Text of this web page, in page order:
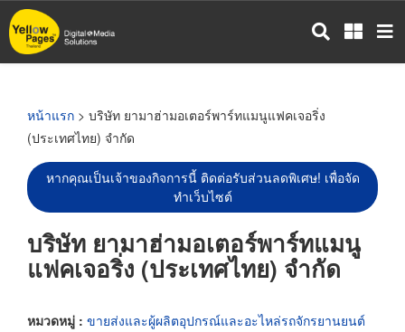
ข้าม
ไป
หน้าแรก > บริษัท ยามาฮ่ามอเตอร์พาร์ทแมนูแฟคเจอริ่ง
(ประเทศไทย) จำกัด
หากคุณเป็นเจ้าของกิจการนี้ ติดต่อรับส่วนลดพิเศษ! เพื่อจัด
ทำเว็บไซต์
บริษัท ยามาฮ่ามอเตอร์พาร์ทแมนู
แฟคเจอริ่ง (ประเทศไทย) จำกัด
หมวดหมู่ : ขายส่งและผู้ผลิตอุปกรณ์และอะไหล่รถจักรยานยนต์